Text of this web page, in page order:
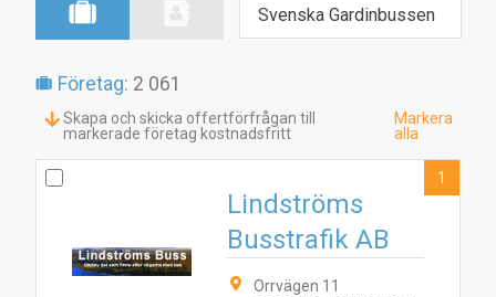
Svenska Gardinbussen
Företag: 2 061
Skapa och skicka offertförfrågan till
markerade företag kostnadsfritt
Markera
alla
Lindströms
Busstrafik AB
Orrvägen 11
1